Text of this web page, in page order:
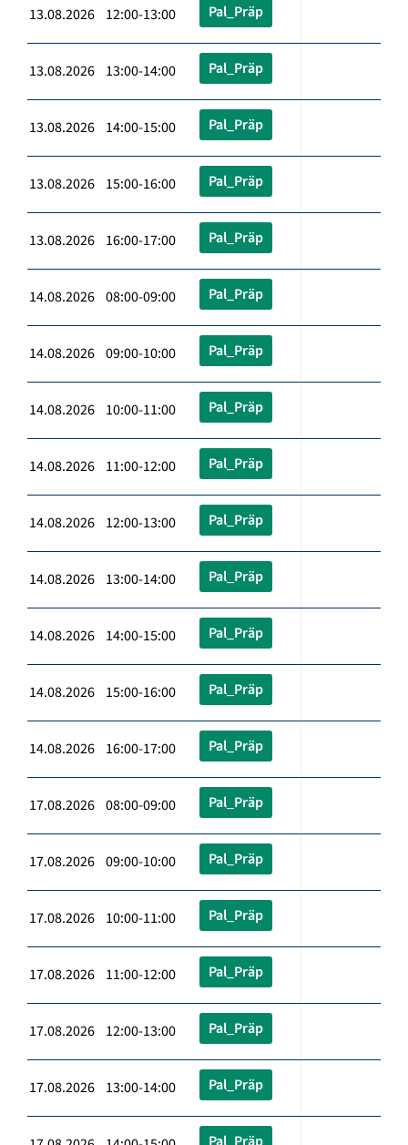
13.08.2026 12:00-13:00 Pal_Präp
13.08.2026 13:00-14:00 Pal_Präp
13.08.2026 14:00-15:00 Pal_Präp
13.08.2026 15:00-16:00 Pal_Präp
13.08.2026 16:00-17:00 Pal_Präp
14.08.2026 08:00-09:00 Pal_Präp
14.08.2026 09:00-10:00 Pal_Präp
14.08.2026 10:00-11:00 Pal_Präp
14.08.2026 11:00-12:00 Pal_Präp
14.08.2026 12:00-13:00 Pal_Präp
14.08.2026 13:00-14:00 Pal_Präp
14.08.2026 14:00-15:00 Pal_Präp
14.08.2026 15:00-16:00 Pal_Präp
14.08.2026 16:00-17:00 Pal_Präp
17.08.2026 08:00-09:00 Pal_Präp
17.08.2026 09:00-10:00 Pal_Präp
17.08.2026 10:00-11:00 Pal_Präp
17.08.2026 11:00-12:00 Pal_Präp
17.08.2026 12:00-13:00 Pal_Präp
17.08.2026 13:00-14:00 Pal_Präp